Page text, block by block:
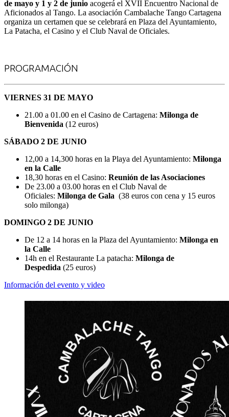
de mayo y 1 y 2 de junio acogerá el XVII Encuentro Nacional de
Aficionados al Tango. La asociación Cambalache Tango Cartagena
organiza un certamen que se celebrará en Plaza del Ayuntamiento,
La Patacha, el Casino y el Club Naval de Oficiales.
PROGRAMACIÓN
VIERNES 31 DE MAYO
21.00 a 01.00 en el Casino de Cartagena: Milonga de
Bienvenida (12 euros)
SÁBADO 2 DE JUNIO
12,00 a 14,300 horas en la Playa del Ayuntamiento: Milonga
en la Calle
18,30 horas en el Casino: Reunión de las Asociaciones
De 23.00 a 03.00 horas en el Club Naval de
Oficiales: Milonga de Gala (38 euros con cena y 15 euros
solo milonga)
DOMINGO 2 DE JUNIO
De 12 a 14 horas en la Plaza del Ayuntamiento: Milonga en
la Calle
14h en el Restaurante La patacha: Milonga de
Despedida (25 euros)
Información del evento y video